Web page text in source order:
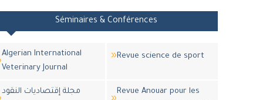
Séminaires & Conférences
Algerian International
Veterinary Journal
Revue science de sport
مجلة إقتصاديات النقود
Revue Anouar pour les